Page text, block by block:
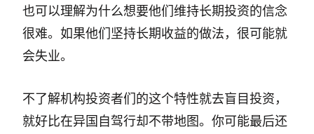
也可以理解为什么想要他们维持长期投资的信念
很难。如果他们坚持长期收益的做法，很可能就
会失业。
不了解机构投资者们的这个特性就去盲目投资，
就好比在异国自驾行却不带地图。你可能最后还